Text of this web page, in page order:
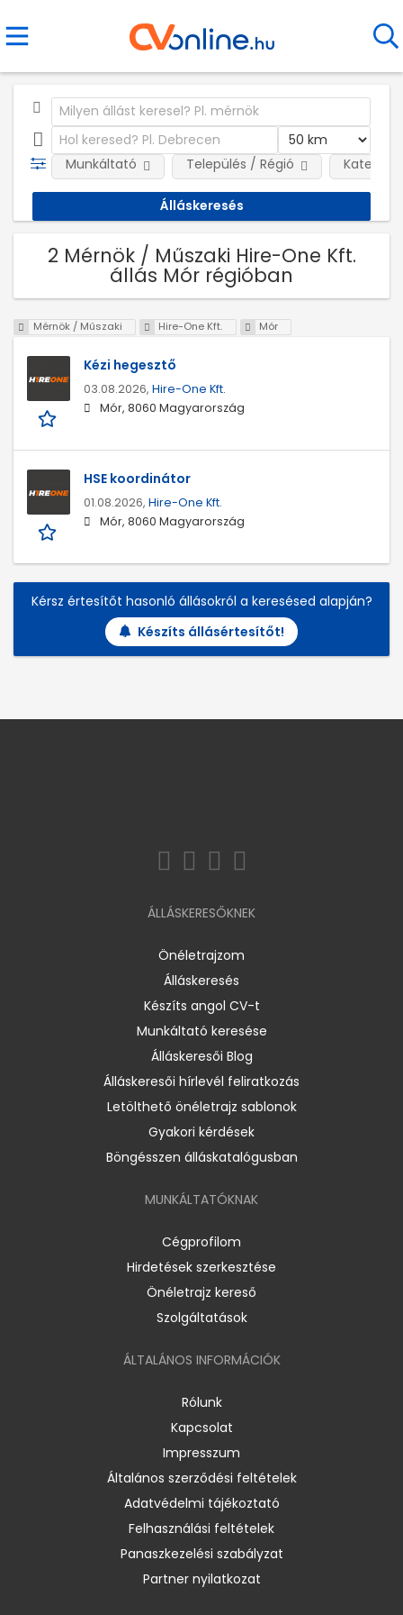
Munkáltató Település / Régió
2 Mérnök / Műszaki Hire-One Kft.
állás Mór régióban
Mérnök / Műszaki Hire-One Kft. Mór
Kézi hegesztő
03.08.2026, Hire-One Kft.
Mór, 8060 Magyarország
HSE koordinátor
01.08.2026, Hire-One Kft.
Mór, 8060 Magyarország
Kérsz értesítőt hasonló állásokról a keresésed alapján?
Készíts állásértesítőt!
ÁLLÁSKERESŐKNEK
Önéletrajzom
Álláskeresés
Készíts angol CV-t
Munkáltató keresése
Álláskeresői Blog
Álláskeresői hírlevél feliratkozás
Letölthető önéletrajz sablonok
Gyakori kérdések
Böngésszen álláskatalógusban
MUNKÁLTATÓKNAK
Cégprofilom
Hirdetések szerkesztése
Önéletrajz kereső
Szolgáltatások
ÁLTALÁNOS INFORMÁCIÓK
Rólunk
Kapcsolat
Impresszum
Általános szerződési feltételek
Adatvédelmi tájékoztató
Felhasználási feltételek
Panaszkezelési szabályzat
Partner nyilatkozat